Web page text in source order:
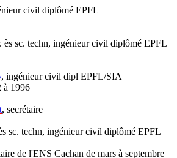
civil diplômé EPFL
ès sc. techn, ingénieur civil diplômé EPFL
, ingénieur civil dipl EPFL/SIA
à 1996
, secrétaire
sc. techn, ingénieur civil diplômé EPFL
de l'ENS Cachan de mars à septembre